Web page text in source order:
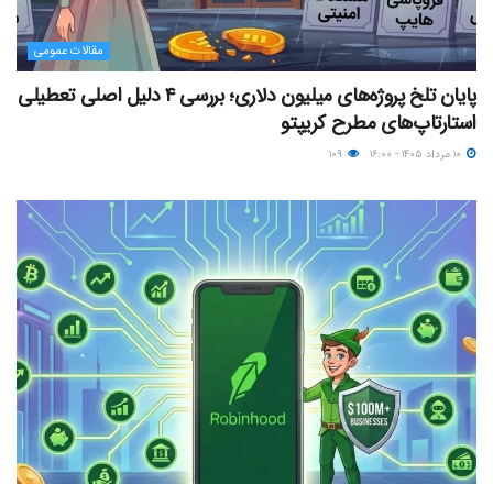
مقالات عمومی
پایان تلخ پروژه‌های میلیون دلاری؛ بررسی ۴ دلیل اصلی تعطیلی
استارتاپ‌های مطرح کریپتو